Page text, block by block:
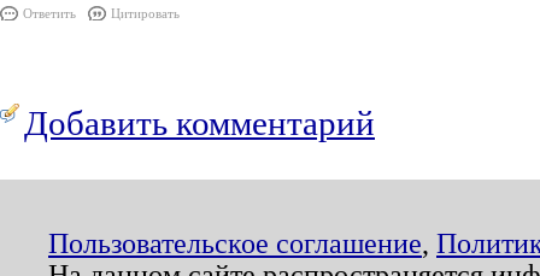
Ответить Цитировать
Добавить комментарий
Пользовательское соглашение,